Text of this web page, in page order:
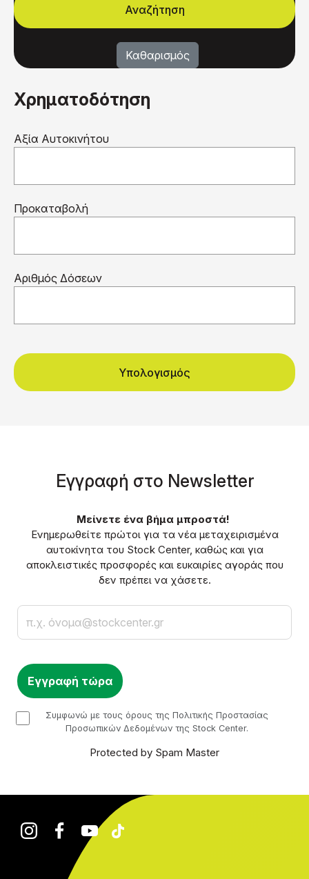
Χρηματοδότηση
Αξία Αυτοκινήτου
Προκαταβολή
Αριθμός Δόσεων
Υπολογισμός
Eγγραφή στο Νewsletter
Μείνετε ένα βήμα μπροστά!
Ενημερωθείτε πρώτοι για τα νέα μεταχειρισμένα
αυτοκίνητα του Stock Center, καθώς και για
αποκλειστικές προσφορές και ευκαιρίες αγοράς που
δεν πρέπει να χάσετε.
checkbox
Συμφωνώ με τους όρους της Πολιτικής Προστασίας
Προσωπικών Δεδομένων της Stock Center.
Protected by Spam Master